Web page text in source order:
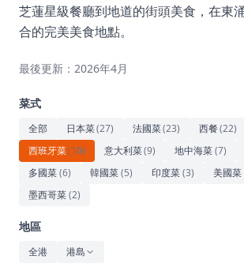
美食佳餚
藝術文化
休閒
音樂
芝蓮星級餐廳到地道的街頭美食，在東
合的完美美食地點。
最後更新：2026年4月
菜式
全部 日本菜(27) 法國菜(23) 西餐(22)
西班牙菜(10) 意大利菜(9) 地中海菜(7)
多國菜(6) 韓國菜(5) 印度菜(3) 美國菜
墨西哥菜(2)
地區
全港 港島